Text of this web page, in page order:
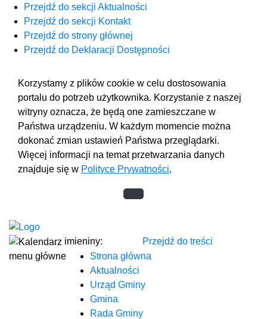
Przejdź do sekcji Aktualności
Przejdź do sekcji Kontakt
Przejdź do strony głównej
Przejdź do Deklaracji Dostępności
Korzystamy z plików cookie w celu dostosowania
portalu do potrzeb użytkownika. Korzystanie z naszej
witryny oznacza, że będą one zamieszczane w
Państwa urządzeniu. W każdym momencie można
dokonać zmian ustawień Państwa przeglądarki.
Więcej informacji na temat przetwarzania danych
znajduje się w Polityce Prywatności.
imieniny:
Przejdź do treści
menu główne
Strona główna
Aktualności
Urząd Gminy
Gmina
Rada Gminy